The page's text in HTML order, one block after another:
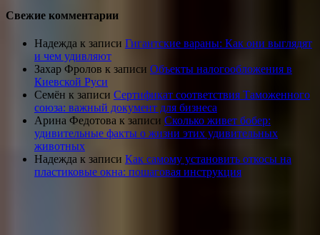
Свежие комментарии
Надежда к записи Гигантские вараны: Как они выглядят
и чем удивляют
Захар Фролов к записи Объекты налогообложения в
Киевской Руси
Семён к записи Сертификат соответствия Таможенного
союза: важный документ для бизнеса
Арина Федотова к записи Сколько живет бобер:
удивительные факты о жизни этих удивительных
животных
Надежда к записи Как самому установить откосы на
пластиковые окна: пошаговая инструкция